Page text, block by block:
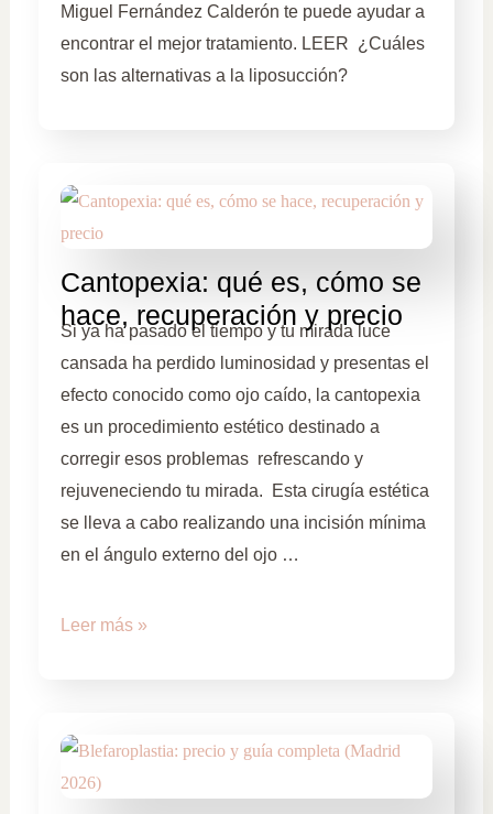
Miguel Fernández Calderón te puede ayudar a
encontrar el mejor tratamiento. LEER ¿Cuáles
son las alternativas a la liposucción?
Cantopexia: qué es, cómo se
hace, recuperación y precio
Si ya ha pasado el tiempo y tu mirada luce
cansada ha perdido luminosidad y presentas el
efecto conocido como ojo caído, la cantopexia
es un procedimiento estético destinado a
corregir esos problemas refrescando y
rejuveneciendo tu mirada. Esta cirugía estética
se lleva a cabo realizando una incisión mínima
en el ángulo externo del ojo …
Leer más »